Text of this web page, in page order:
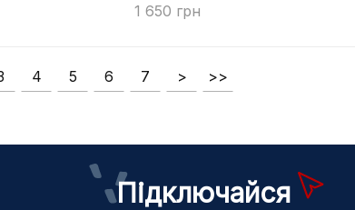
1 650 грн
4 5 6 7 > >>
Підключайся